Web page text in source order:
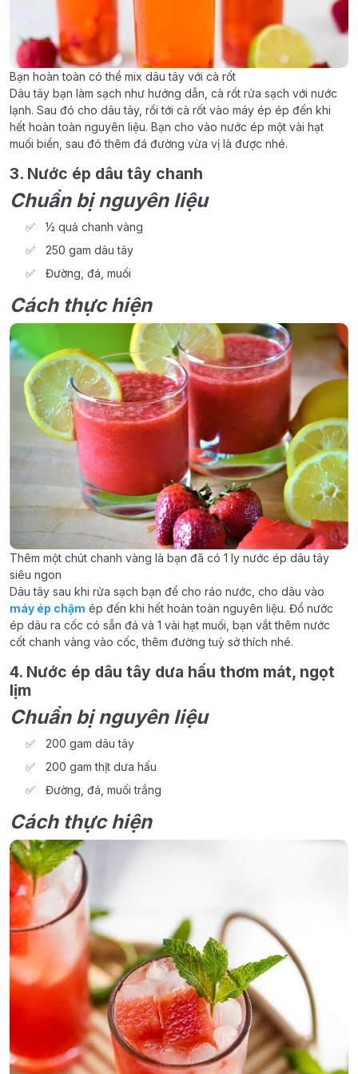
Bạn hoàn toàn có thể mix dâu tây với cà rốt
Dâu tây bạn làm sạch như hướng dẫn, cà rốt rửa sạch với nước
lạnh. Sau đó cho dâu tây, rồi tới cà rốt vào máy ép ép đến khi
hết hoàn toàn nguyên liệu. Bạn cho vào nước ép một vài hạt
muối biển, sau đó thêm đá đường vừa vị là được nhé.
3. Nước ép dâu tây chanh
Chuẩn bị nguyên liệu
½ quả chanh vàng
250 gam dâu tây
Đường, đá, muối
Cách thực hiện
Thêm một chút chanh vàng là bạn đã có 1 ly nước ép dâu tây
siêu ngon
Dâu tây sau khi rửa sạch bạn để cho ráo nước, cho dâu vào
máy ép chậm ép đến khi hết hoàn toàn nguyên liệu. Đổ nước
ép dâu ra cốc có sẵn đá và 1 vài hạt muối, bạn vắt thêm nước
cốt chanh vàng vào cốc, thêm đường tuỳ sở thích nhé.
4. Nước ép dâu tây dưa hấu thơm mát, ngọt
lịm
Chuẩn bị nguyên liệu
200 gam dâu tây
200 gam thịt dưa hấu
Đường, đá, muối trắng
Cách thực hiện